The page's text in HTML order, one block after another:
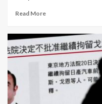
Read More